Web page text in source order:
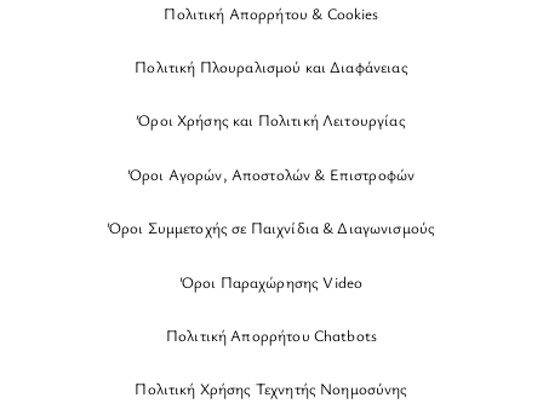
Πολιτική Απορρήτου & Cookies
Πολιτική Πλουραλισμού και Διαφάνειας
Όροι Χρήσης και Πολιτική Λειτουργίας
Όροι Αγορών, Αποστολών & Επιστροφών
Όροι Συμμετοχής σε Παιχνίδια & Διαγωνισμούς
Όροι Παραχώρησης Video
Πολιτική Απορρήτου Chatbots
Πολιτική Χρήσης Τεχνητής Νοημοσύνης